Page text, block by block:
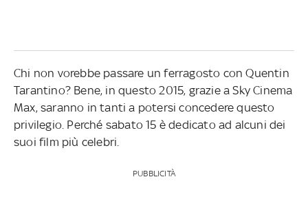
Chi non vorebbe passare un ferragosto con Quentin
Tarantino? Bene, in questo 2015, grazie a Sky Cinema
Max, saranno in tanti a potersi concedere questo
privilegio. Perché sabato 15 è dedicato ad alcuni dei
suoi film più celebri.
PUBBLICITÀ